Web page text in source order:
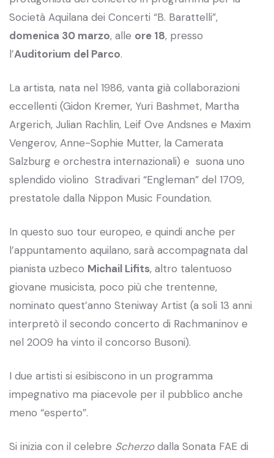
Società Aquilana dei Concerti “B. Barattelli”,
domenica 30 marzo, alle ore 18, presso
l’Auditorium del Parco.
La artista, nata nel 1986, vanta già collaborazioni
eccellenti (Gidon Kremer, Yuri Bashmet, Martha
Argerich, Julian Rachlin, Leif Ove Andsnes e Maxim
Vengerov, Anne-Sophie Mutter, la Camerata
Salzburg e orchestra internazionali) e suona uno
splendido violino Stradivari “Engleman” del 1709,
prestatole dalla Nippon Music Foundation.
In questo suo tour europeo, e quindi anche per
l’appuntamento aquilano, sarà accompagnata dal
pianista uzbeco Michail Lifits, altro talentuoso
giovane musicista, poco più che trentenne,
nominato quest’anno Steniway Artist (a soli 13 anni
interpretò il secondo concerto di Rachmaninov e
nel 2009 ha vinto il concorso Busoni).
I due artisti si esibiscono in un programma
impegnativo ma piacevole per il pubblico anche
meno “esperto”.
Si inizia con il celebre Scherzodalla Sonata FAE di